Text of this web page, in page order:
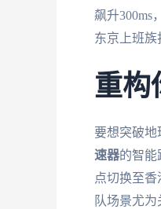
飙升300ms
东京上班族
重构
要想突破
速器的智能
点切换至
队场景尤